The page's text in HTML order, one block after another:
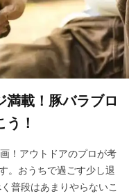
満載！豚バラブロ
！
！アウトドアのプロが考
。おうちで過ごす少し退
普段はあまりやらないこ